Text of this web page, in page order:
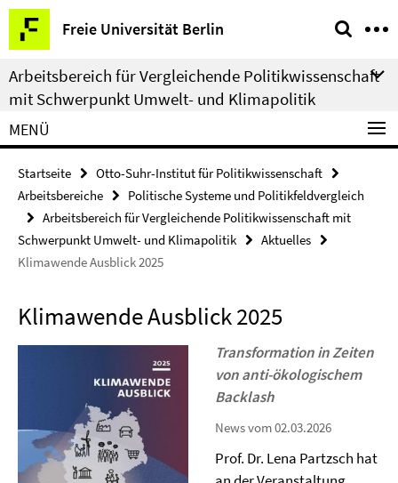
Springe
direkt
zu
Inhalt
Freie Universität Berlin
Service-
Navigation
Arbeitsbereich für Vergleichende Politikwissenschaft
mit Schwerpunkt Umwelt- und Klimapolitik
MENÜ
Startseite
Otto-Suhr-Institut für Politikwissenschaft
Arbeitsbereiche
Politische Systeme und Politikfeldvergleich
Arbeitsbereich für Vergleichende Politikwissenschaft mit
Schwerpunkt Umwelt- und Klimapolitik
Aktuelles
Klimawende Ausblick 2025
Klimawende Ausblick 2025
Transformation in Zeiten
von anti-ökologischem
Backlash
News vom 02.03.2026
Prof. Dr. Lena Partzsch hat